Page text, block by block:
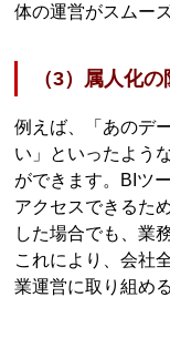
体の運営がスムー
（3）属人化
例えば、「あのデ
い」といったよう
ができます。BIツ
アクセスできるた
した場合でも、業
これにより、会社
業運営に取り組め